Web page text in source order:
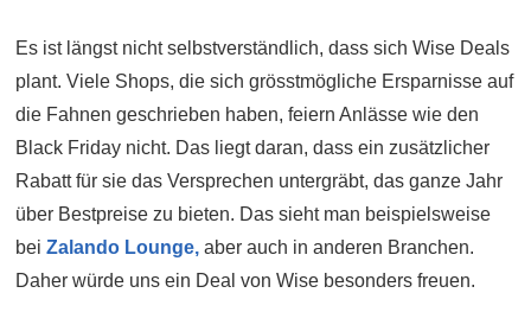
Es ist längst nicht selbstverständlich, dass sich Wise Deals
plant. Viele Shops, die sich grösstmögliche Ersparnisse auf
die Fahnen geschrieben haben, feiern Anlässe wie den
Black Friday nicht. Das liegt daran, dass ein zusätzlicher
Rabatt für sie das Versprechen untergräbt, das ganze Jahr
über Bestpreise zu bieten. Das sieht man beispielsweise
bei Zalando Lounge, aber auch in anderen Branchen.
Daher würde uns ein Deal von Wise besonders freuen.